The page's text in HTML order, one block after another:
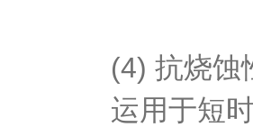
(4) 抗烧蚀
运用于短